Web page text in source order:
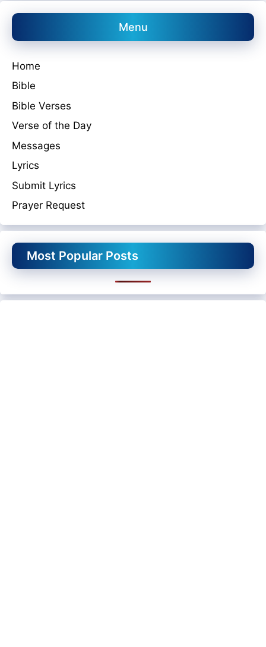
Menu
Home
Bible
Bible Verses
Verse of the Day
Messages
Lyrics
Submit Lyrics
Prayer Request
Most Popular Posts